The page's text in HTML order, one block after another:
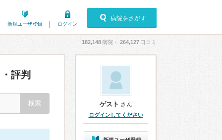
新規ユーザ登録 ログイン
病院をさがす
182,148病院・ 264,127 口コミ
評判
ゲスト さん
ログインしてください